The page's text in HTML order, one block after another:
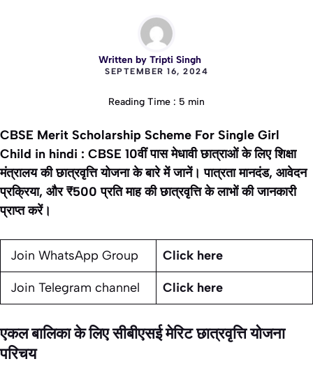
Written by Tripti Singh
SEPTEMBER 16, 2024
Reading Time : 5 min
CBSE Merit Scholarship Scheme For Single Girl
Child in hindi : CBSE 10वीं पास मेधावी छात्राओं के लिए शिक्षा
मंत्रालय की छात्रवृत्ति योजना के बारे में जानें। पात्रता मानदंड, आवेदन
प्रक्रिया, और ₹500 प्रति माह की छात्रवृत्ति के लाभों की जानकारी
प्राप्त करें।
Join WhatsApp Group Click here
Join Telegram channel Click here
एकल बालिका के लिए सीबीएसई मेरिट छात्रवृत्ति योजना
परिचय